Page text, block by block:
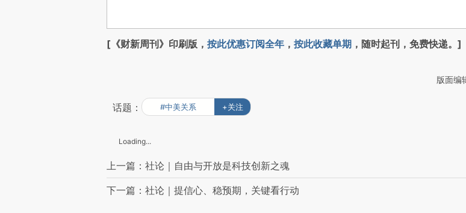
[《财新周刊》印刷版， 按此优惠订阅全年 ， 按此收藏单期 ，随时起刊，免费快递。]
版面编
话题： #中美关系 +关注
Loading...
上一篇：社论｜自由与开放是科技创新之魂
下一篇：社论｜提信心、稳预期，关键看行动